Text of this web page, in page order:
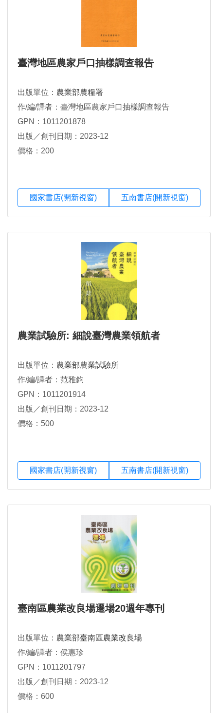
臺灣地區農家戶口抽樣調查報告
出版單位： 農業部農糧署
作/編/譯者：臺灣地區農家戶口抽樣調查報告
GPN：1011201878
出版／創刊日期：2023-12
價格：200
國家書店(開新視窗) 五南書店(開新視窗)
農業試驗所: 細說臺灣農業領航者
出版單位： 農業部農業試驗所
作/編/譯者：范雅鈞
GPN：1011201914
出版／創刊日期：2023-12
價格：500
國家書店(開新視窗) 五南書店(開新視窗)
臺南區農業改良場遷場20週年專刊
出版單位： 農業部臺南區農業改良場
作/編/譯者：侯惠珍
GPN：1011201797
出版／創刊日期：2023-12
價格：600